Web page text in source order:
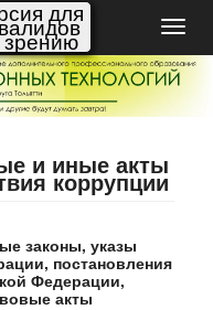
для
зрению
и иные акты
коррупции
законы, указы
постановления
Федерации,
акты